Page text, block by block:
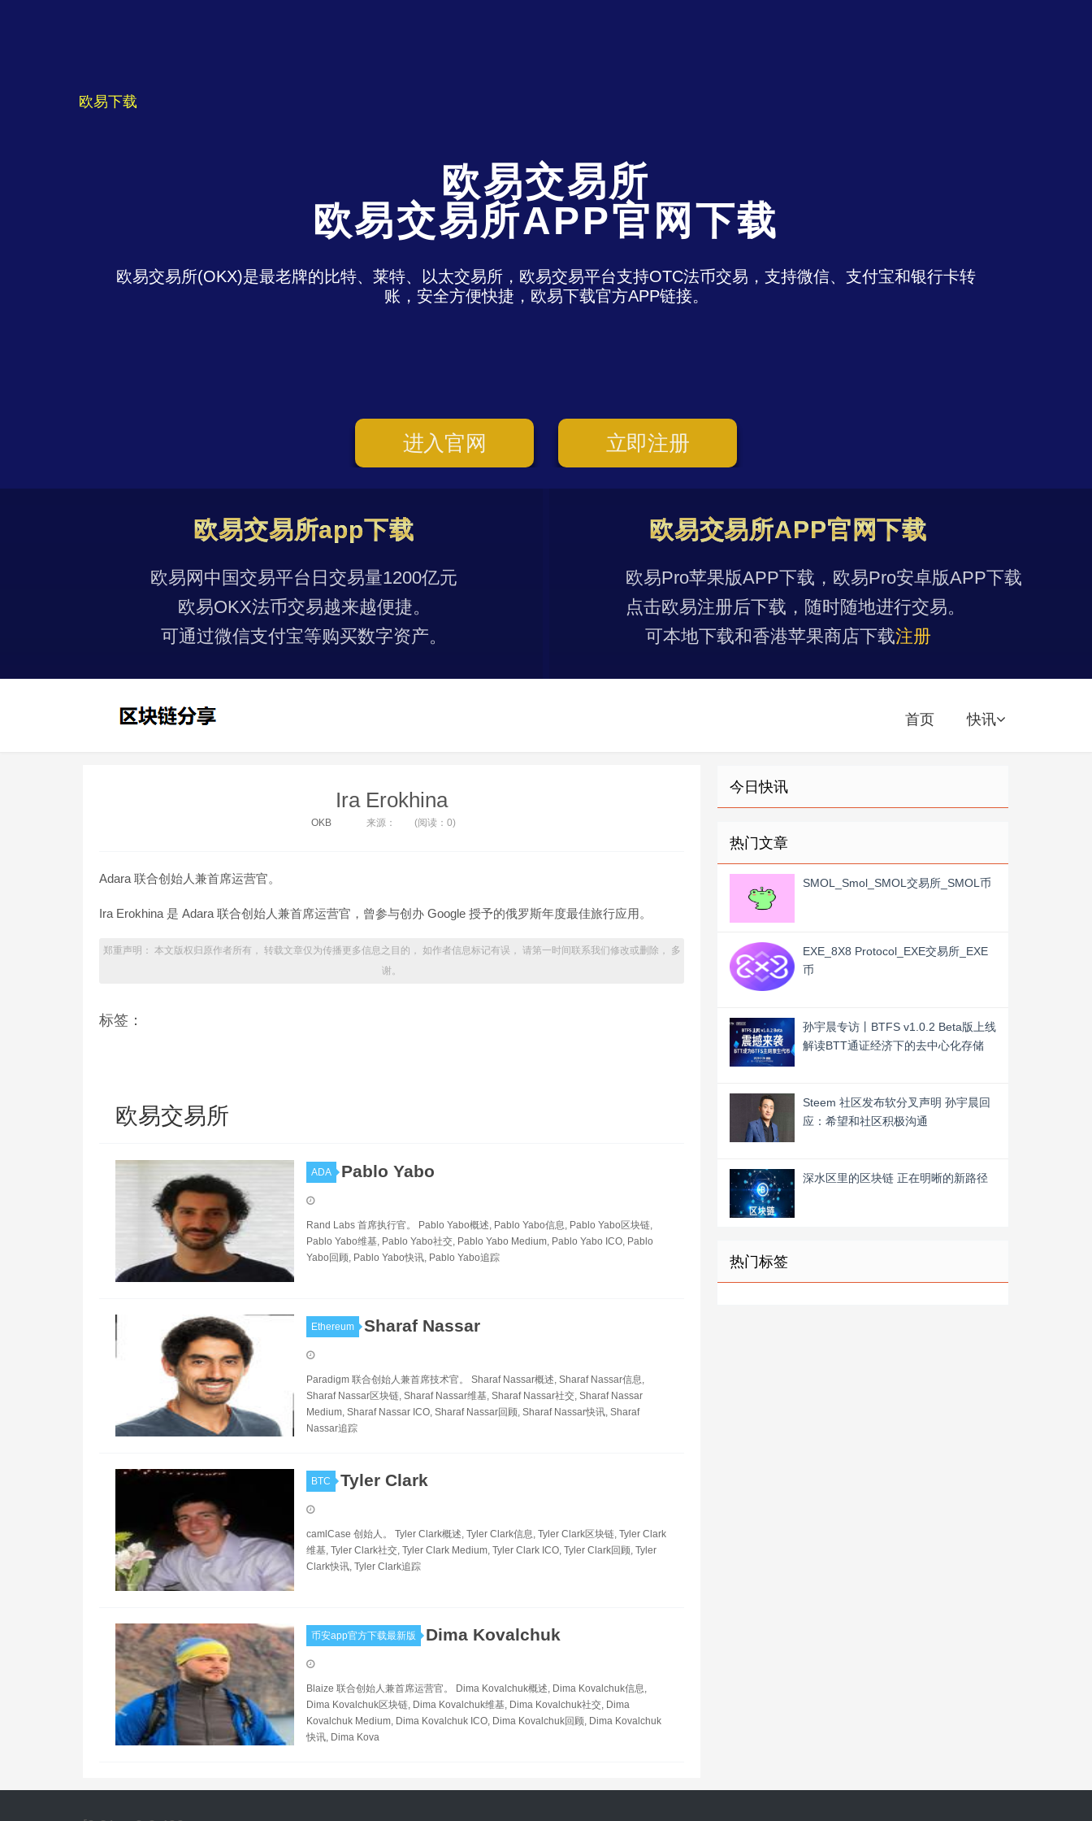
欧易下载
欧易交易所
欧易交易所APP官网下载
欧易交易所(OKX)是最老牌的比特、莱特、以太交易所，欧易交易平台支持OTC法币交易，支持微信、支付宝和银行卡转
账，安全方便快捷，欧易下载官方APP链接。
进入官网 立即注册
欧易交易所app下载
欧易网中国交易平台日交易量1200亿元
欧易OKX法币交易越来越便捷。
可通过微信支付宝等购买数字资产。
欧易交易所APP官网下载
欧易Pro苹果版APP下载，欧易Pro安卓版APP下载
点击欧易注册后下载，随时随地进行交易。
可本地下载和香港苹果商店下载注册
首页 快讯
Ira Erokhina
OKB 来源： (阅读：0)
Adara 联合创始人兼首席运营官。
Ira Erokhina 是 Adara 联合创始人兼首席运营官，曾参与创办 Google 授予的俄罗斯年度最佳旅行应用。
郑重声明： 本文版权归原作者所有， 转载文章仅为传播更多信息之目的， 如作者信息标记有误， 请第一时间联系我们修改或删除， 多
谢。
标签：
欧易交易所
ADA Pablo Yabo
Rand Labs 首席执行官。 Pablo Yabo概述, Pablo Yabo信息, Pablo Yabo区块链,
Pablo Yabo维基, Pablo Yabo社交, Pablo Yabo Medium, Pablo Yabo ICO, Pablo
Yabo回顾, Pablo Yabo快讯, Pablo Yabo追踪
Ethereum Sharaf Nassar
Paradigm 联合创始人兼首席技术官。 Sharaf Nassar概述, Sharaf Nassar信息,
Sharaf Nassar区块链, Sharaf Nassar维基, Sharaf Nassar社交, Sharaf Nassar
Medium, Sharaf Nassar ICO, Sharaf Nassar回顾, Sharaf Nassar快讯, Sharaf
Nassar追踪
BTC Tyler Clark
camlCase 创始人。 Tyler Clark概述, Tyler Clark信息, Tyler Clark区块链, Tyler Clark
维基, Tyler Clark社交, Tyler Clark Medium, Tyler Clark ICO, Tyler Clark回顾, Tyler
Clark快讯, Tyler Clark追踪
币安app官方下载最新版 Dima Kovalchuk
Blaize 联合创始人兼首席运营官。 Dima Kovalchuk概述, Dima Kovalchuk信息,
Dima Kovalchuk区块链, Dima Kovalchuk维基, Dima Kovalchuk社交, Dima
Kovalchuk Medium, Dima Kovalchuk ICO, Dima Kovalchuk回顾, Dima Kovalchuk
快讯, Dima Kova
今日快讯
热门文章
SMOL_Smol_SMOL交易所_SMOL币
EXE_8X8 Protocol_EXE交易所_EXE
币
孙宇晨专访丨BTFS v1.0.2 Beta版上线
解读BTT通证经济下的去中心化存储
Steem 社区发布软分叉声明 孙宇晨回
应：希望和社区积极沟通
深水区里的区块链 正在明晰的新路径
热门标签